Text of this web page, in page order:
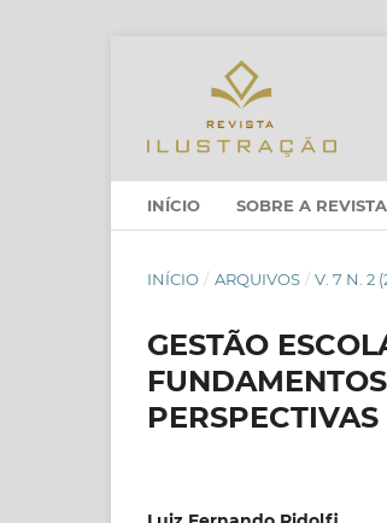
INÍCIO SOBRE A REVISTA
INÍCIO / ARQUIVOS / V. 7 N. 2
GESTÃO